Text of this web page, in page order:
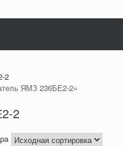
2
ЯМЗ 236БЕ2-2»
2